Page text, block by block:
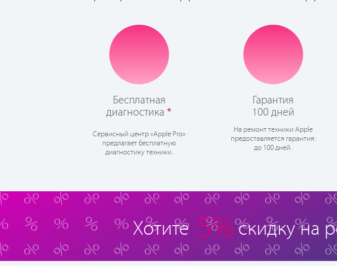
Бесплатная
диагностика*
Сервисный центр «Apple Pro»
предлагает бесплатную
диагностику техники.
Гарантия
100 дней
На ремонт техники Apple
предоставляется гарантия:
до 100 дней.
Хотите 5% скидку на